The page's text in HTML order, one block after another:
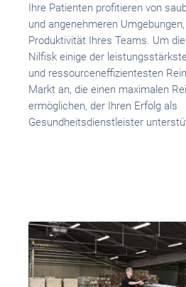
Ihre Patienten profitieren von
und angenehmeren
Produktivität Ihres Teams. Um
Nilfisk einige der
und ressourceneffizientesten
Markt an, die einen maximalen
ermöglichen, der Ihren Erfolg als
Gesundheitsdienstleister